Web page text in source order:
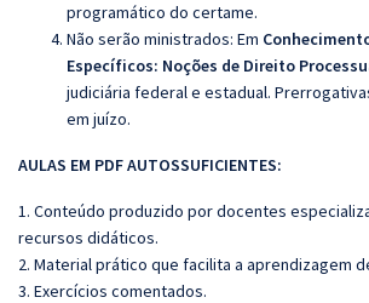
programático do certame.
Não serão ministrados: Em
Específicos: Noções de Direito
judiciária federal e estadual.
em juízo.
AULAS EM PDF AUTOSSUFICIENTES:
1. Conteúdo produzido por docentes
recursos didáticos.
2. Material prático que facilita a aprendizagem
3. Exercícios comentados.